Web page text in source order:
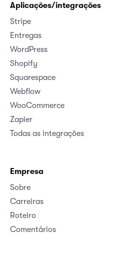
Aplicações/integrações
Stripe
Entregas
WordPress
Shopify
Squarespace
Webflow
WooCommerce
Zapier
Todas as integrações
Empresa
Sobre
Carreiras
Roteiro
Comentários